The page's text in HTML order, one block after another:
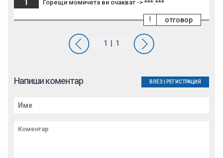
Горещи момичета ви очакват -> ***.***
отговор
!
Напиши коментар ВЛЕЗ РЕГИСТРАЦИЯ